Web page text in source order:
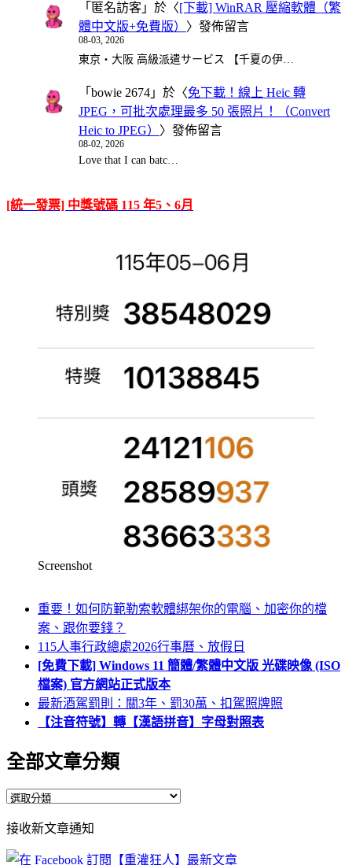
「 匿名訪客 」於〈[下載] WinRAR 壓縮軟體（繁
體中文版+免費版） 〉發佈留言
08-03, 2026
東京・大阪 高級派遣サービス 【千夏の伊…
「 bowie 2674 」於〈免下載！線上 Heic 轉
JPEG，可批次處理最多 50 張照片！（Convert
Heic to JPEG） 〉發佈留言
08-02, 2026
Love that I can batc…
[統一發票] 中獎號碼 115 年5、6月
Screenshot
重要！如何防範勒索軟體綁架你的電腦、加密你的檔
案、跟你要錢？
115人事行政總處2026行事曆、放假日
[免費下載] Windows 11 簡體/繁體中文版 光碟映像 (ISO
檔案) 官方網站正式版本
最新酒駕罰則：關3年、罰30萬、扣駕照牌照
【注音符號】轉【漢語拼音】字母對照表
全部文章分類
全
文
章
接收新文章通知